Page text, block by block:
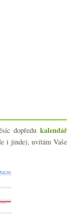
...
dopředukalendář
i jinde), uvítám Vaše